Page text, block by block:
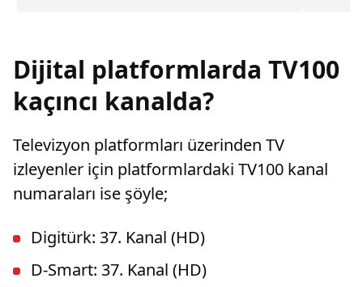
Dijital platformlarda TV100
kaçıncı kanalda?
Televizyon platformları üzerinden TV
izleyenler için platformlardaki TV100 kanal
numaraları ise şöyle;
Digitürk: 37. Kanal (HD)
D-Smart: 37. Kanal (HD)